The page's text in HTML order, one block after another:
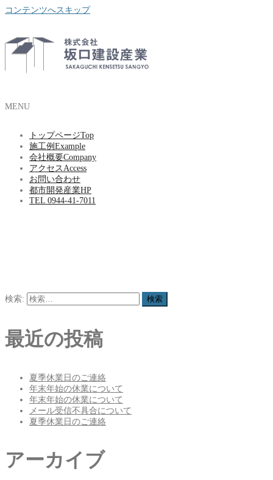
コンテンツへスキップ
MENU
トップページTop
施工例 Example
会社概要Company
アクセス Access
お問い合わせ
都市開発産業HP
TEL 0944-41-7011
検索:
最近の投稿
夏季休業日のご連絡
年末年始の休業について
年末年始の休業について
メール受信不具合について
夏季休業日のご連絡
アーカイブ